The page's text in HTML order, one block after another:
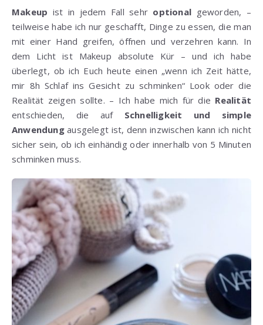
Makeup ist in jedem Fall sehr optional geworden, –
teilweise habe ich nur geschafft, Dinge zu essen, die man
mit einer Hand greifen, öffnen und verzehren kann. In
dem Licht ist Makeup absolute Kür – und ich habe
überlegt, ob ich Euch heute einen „wenn ich Zeit hätte,
mir 8h Schlaf ins Gesicht zu schminken“ Look oder die
Realität zeigen sollte. – Ich habe mich für die Realität
entschieden, die auf Schnelligkeit und simple
Anwendungausgelegt ist, denn inzwischen kann ich nicht
sicher sein, ob ich einhändig oder innerhalb von 5 Minuten
schminken muss.